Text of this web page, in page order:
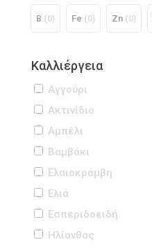
B (0) Fe (0) Zn (0)
Καλλιέργεια
Αγγούρι
Ακτινίδιο
Αμπέλι
Βαμβάκι
Ελαιοκράμβη
Ελιά
Εσπεριδοειδή
Ηλίανθος